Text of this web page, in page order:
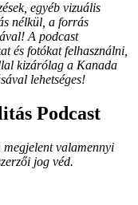
egyéb vizuális
nélkül, a forrás
A podcast
és fotókat felhasználni,
kizárólag a Kanada
lehetséges!
Podcast
megjelent valamennyi
jog véd.